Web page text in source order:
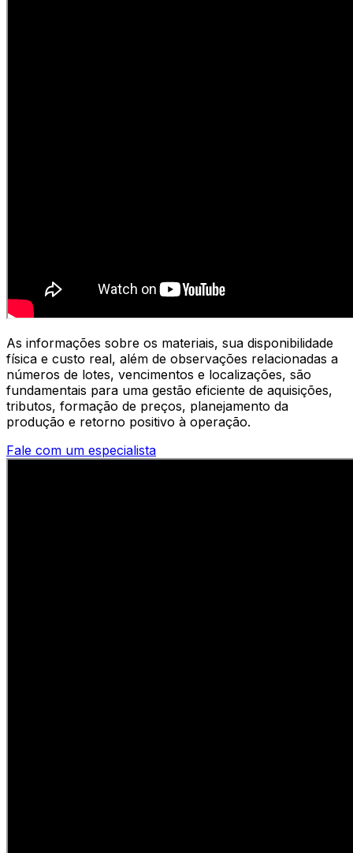
As informações sobre os materiais, sua disponibilidade
física e custo real, além de observações relacionadas a
números de lotes, vencimentos e localizações, são
fundamentais para uma gestão eficiente de aquisições,
tributos, formação de preços, planejamento da
produção e retorno positivo à operação.
Fale com um especialista